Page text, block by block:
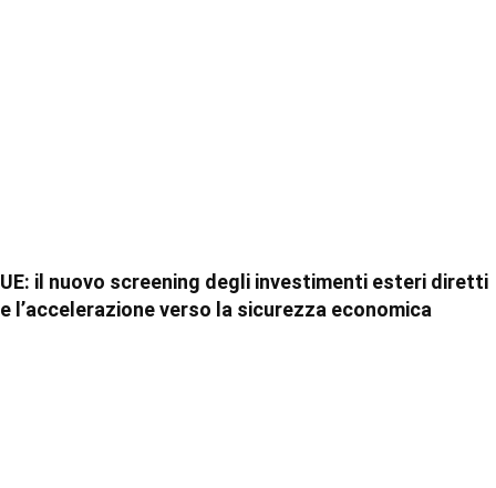
UE: il nuovo screening degli investimenti esteri diretti
e l’accelerazione verso la sicurezza economica